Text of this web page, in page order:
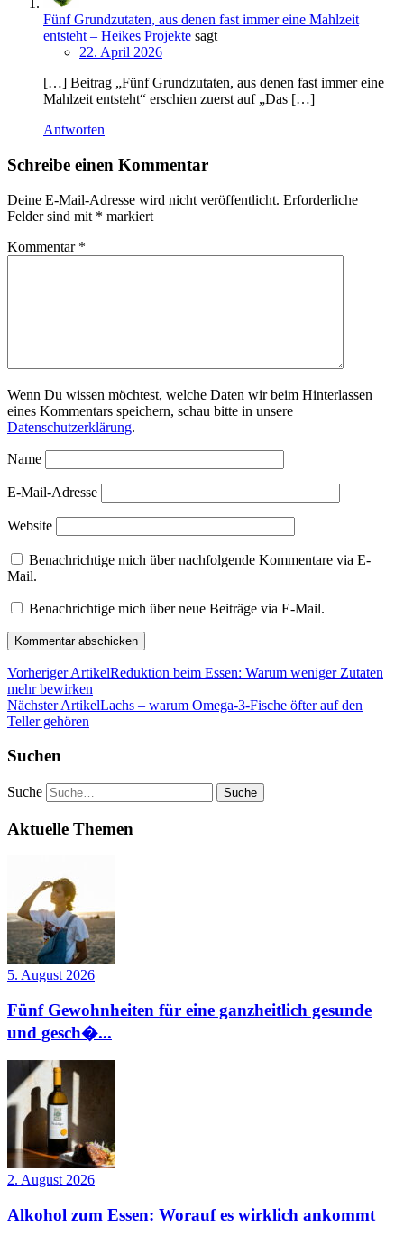
Fünf Grundzutaten, aus denen fast immer eine Mahlzeit
entsteht – Heikes Projekte sagt
22. April 2026
[…] Beitrag „Fünf Grundzutaten, aus denen fast immer eine
Mahlzeit entsteht“ erschien zuerst auf „Das […]
Antworten
Schreibe einen Kommentar
Deine E-Mail-Adresse wird nicht veröffentlicht. Erforderliche
Felder sind mit * markiert
Kommentar *
Wenn Du wissen möchtest, welche Daten wir beim Hinterlassen
eines Kommentars speichern, schau bitte in unsere
Datenschutzerklärung.
Name
E-Mail-Adresse
Website
Benachrichtige mich über nachfolgende Kommentare via E-
Mail.
Benachrichtige mich über neue Beiträge via E-Mail.
Vorheriger ArtikelReduktion beim Essen: Warum weniger Zutaten
mehr bewirken
Nächster ArtikelLachs – warum Omega-3-Fische öfter auf den
Teller gehören
Suchen
Suche
Aktuelle Themen
5. August 2026
Fünf Gewohnheiten für eine ganzheitlich gesunde
und gesch�...
2. August 2026
Alkohol zum Essen: Worauf es wirklich ankommt